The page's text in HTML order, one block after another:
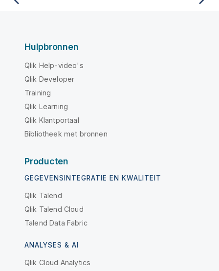
Hulpbronnen
Qlik Help-video's
Qlik Developer
Training
Qlik Learning
Qlik Klantportaal
Bibliotheek met bronnen
Producten
GEGEVENSINTEGRATIE EN KWALITEIT
Qlik Talend
Qlik Talend Cloud
Talend Data Fabric
ANALYSES & AI
Qlik Cloud Analytics